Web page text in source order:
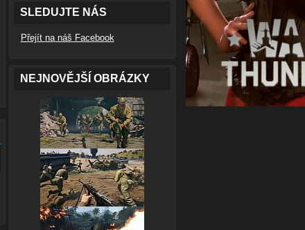
SLEDUJTE NÁS
Přejít na náš Facebook
NEJNOVĚJŠÍ OBRÁZKY